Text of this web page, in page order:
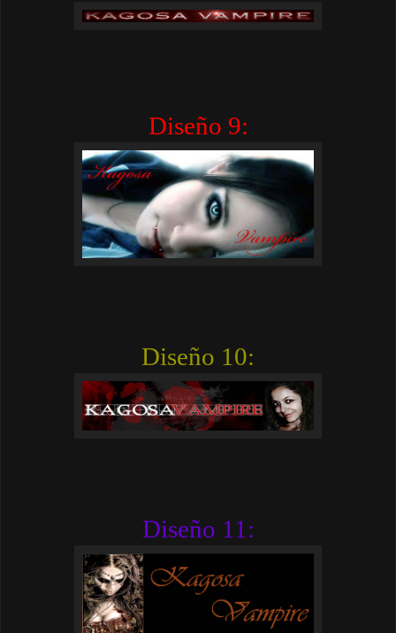
Diseño 9:
Diseño 10:
Diseño 11: